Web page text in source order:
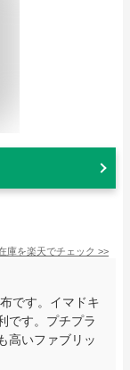
庫を楽天でチェック >>
です。イマドキ
です。プチプラ
高いファブリッ